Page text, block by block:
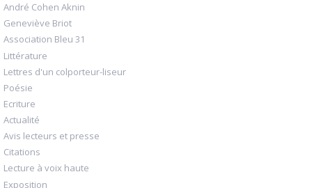
André Cohen Aknin
Geneviève Briot
Association Bleu 31
Littérature
Lettres d'un colporteur-liseur
Poésie
Ecriture
Actualité
Avis lecteurs et presse
Citations
Lecture à voix haute
Exposition